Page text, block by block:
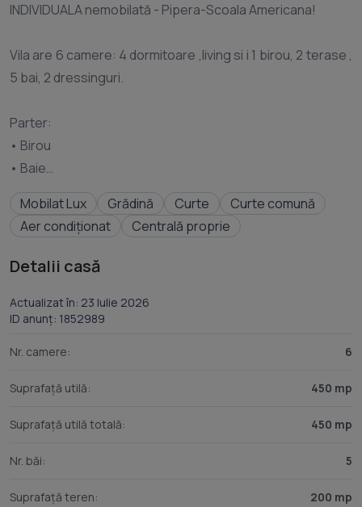
INDIVIDUALA nemobilată - Pipera-Scoala Americana!
Vila are 6 camere: 4 dormitoare ,living si i 1 birou, 2 terase ,
5 bai, 2 dressinguri.
Parter:
• Birou
• Baie
• Living spațios
• Bucătărie complet echipată
Etaj 1:
• Dormitor matrimonial cu dressing și baie proprie
• Dormitor cu dressing si acces catre terasa
• 2 bai pe hol ( dus si cada)
• Balcon
Mansardă:
Mobilat Lux Grădină Curte
Curte comună
Aer condiționat
Centrală proprie
Detalii casă
Actualizat în: 23 Iulie 2026
ID anunț: 1852989
Nr. camere: 6
Suprafață utilă: 450 mp
Suprafață utilă totală: 450 mp
Nr. băi: 5
Suprafață teren: 200 mp